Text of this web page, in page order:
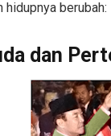
hidupnya
dan